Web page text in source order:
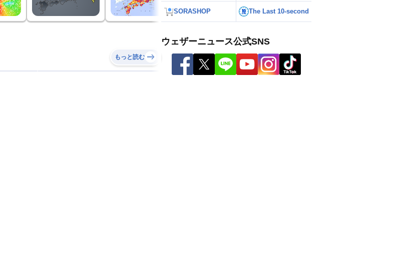
もっと読む
SORASHOP The Last 10-second
ウェザーニュース公式SNS